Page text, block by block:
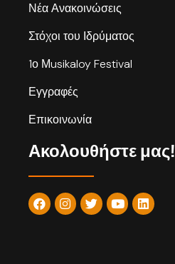
Νέα Ανακοινώσεις
Στόχοι του Ιδρύματος
1ο Μusikaloy Festival
Εγγραφές
Επικοινωνία
Ακολουθήστε μας!